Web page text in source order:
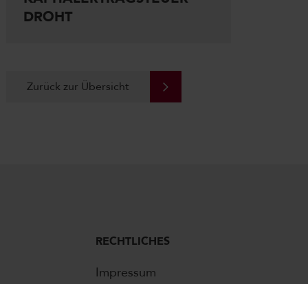
DROHT
Zurück zur Übersicht
RECHTLICHES
Impressum